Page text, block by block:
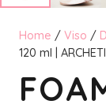
Home / Viso /
120 ml |